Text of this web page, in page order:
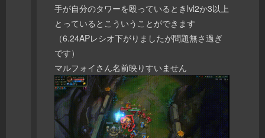
手が自分のタワーを殴っているときlvl2か3以上
とっているとこういうことができます
（6.24APレシオ下がりましたが問題無さ過ぎ
です）
マルフォイさん名前映りすいません